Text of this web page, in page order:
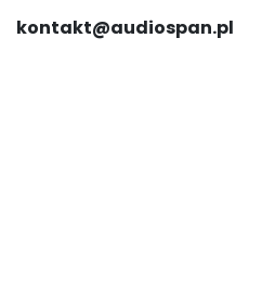
kontakt@audiospan.pl